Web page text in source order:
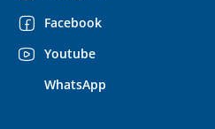
Facebook
Youtube
WhatsApp